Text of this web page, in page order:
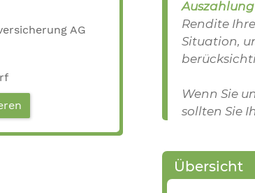
AG
Rendite
Situation,
Wenn Sie
sollten Sie
Übersicht